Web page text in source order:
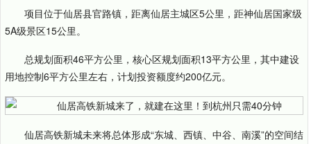
项目位于仙居县官路镇，距离仙居主城区5公里，距神仙居国家级
5A级景区15公里。
总规划面积46平方公里，核心区规划面积13平方公里，其中建设
用地控制6平方公里左右，计划投资额度约200亿元。
仙居高铁新城未来将总体形成“东城、西镇、中谷、南溪”的空间结